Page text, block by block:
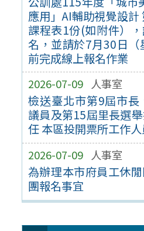
應用」AI輔助視覺設計
課程表1份(如附件）
名，並請於7月30日（
前完成線上報名作業
2026-07-09 人事室
檢送臺北市第9屆市長
議員及第15屆里長選
任 本區投開票所工作人
2026-07-09 人事室
為辦理本市府員工休
團報名事宜